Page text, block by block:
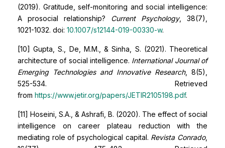
(2019). Gratitude, self-monitoring and social intelligence:
A prosocial relationship? Current Psychology, 38(7),
1021-1032. doi: 10.1007/s12144-019-00330-w.
[10] Gupta, S., De, M.M., & Sinha, S. (2021). Theoretical
architecture of social intelligence. International Journal of
Emerging Technologies and Innovative Research, 8(5),
525-534. Retrieved
from https://www.jetir.org/papers/JETIR2105198.pdf.
[11] Hoseini, S.A., & Ashrafi, B. (2020). The effect of social
intelligence on career plateau reduction with the
mediating role of psychological capital. Revista Conrado,